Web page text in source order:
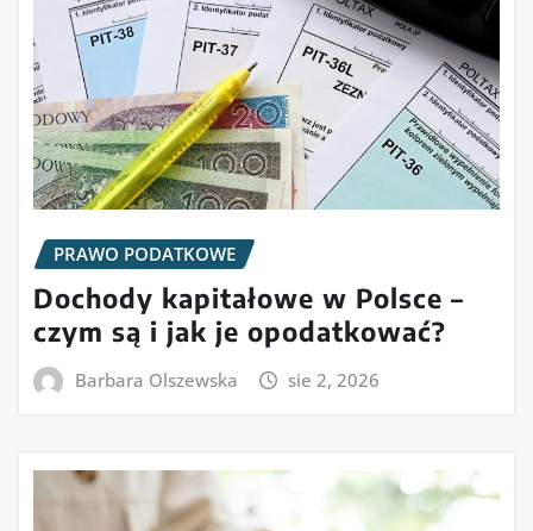
PRAWO PODATKOWE
Dochody kapitałowe w Polsce –
czym są i jak je opodatkować?
Barbara Olszewska sie 2, 2026